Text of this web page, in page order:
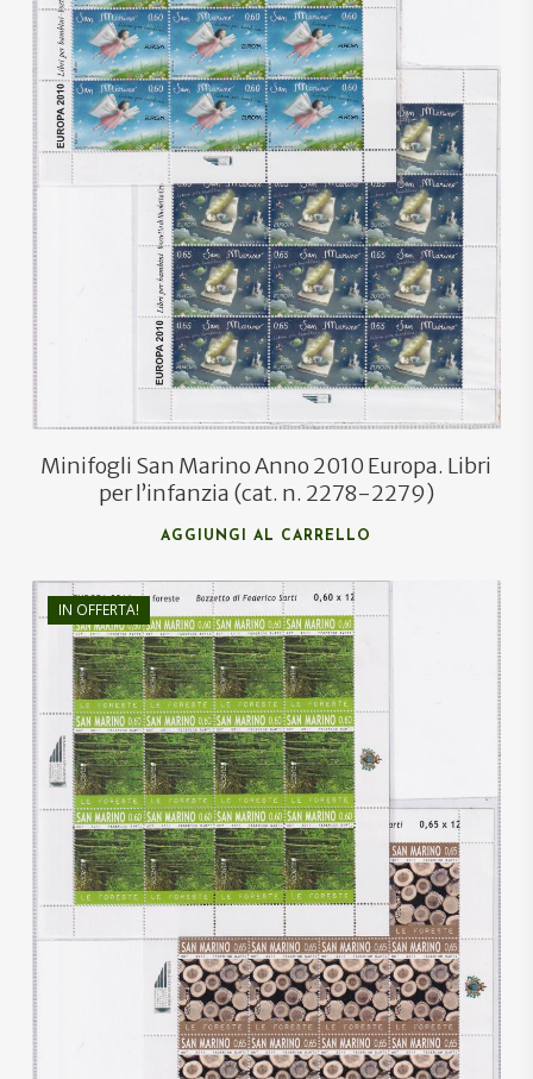
€36,00
€21,50
Minifogli San Marino Anno 2010 Europa. Libri
per l’infanzia (cat. n. 2278-2279)
AGGIUNGI AL CARRELLO
IN OFFERTA!
€39,00
€24,00